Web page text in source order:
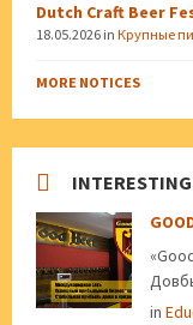
Dutch Craft Beer
18.05.2026 in Крупные
MORE NOTICES
in